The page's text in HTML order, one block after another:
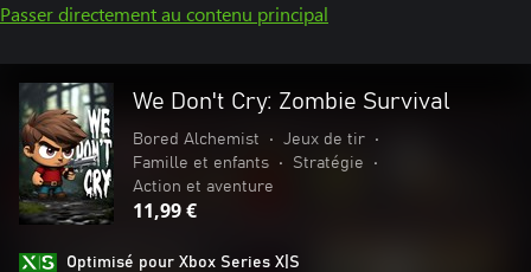
Passer directement au contenu principal
We Don't Cry: Zombie Survival
Bored Alchemist • Jeux de tir
•
Famille et enfants
• Stratégie
•
Action et aventure
11,99 €
Optimisé pour Xbox Series X|S